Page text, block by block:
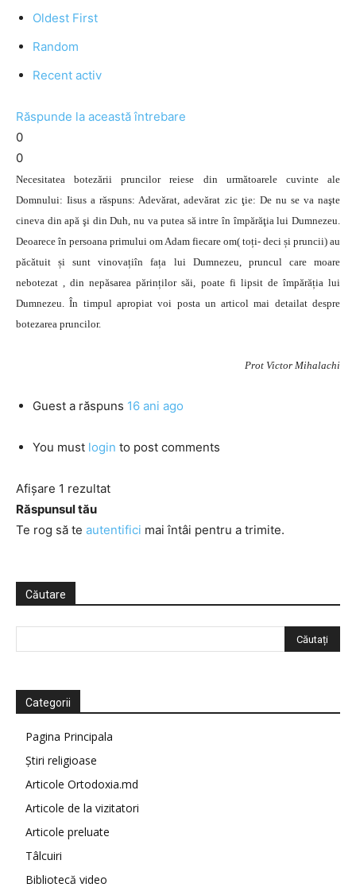
Oldest First
Random
Recent activ
Răspunde la această întrebare
0
0
Necesitatea botezării pruncilor reiese din următoarele cuvinte ale
Domnului: Iisus a răspuns: Adevărat, adevărat zic ţie: De nu se va naşte
cineva din apă şi din Duh, nu va putea să intre în împărăţia lui Dumnezeu.
Deoarece în persoana primului om Adam fiecare om( toți- deci și pruncii) au
păcătuit și sunt vinovațiîn fața lui Dumnezeu, pruncul care moare
nebotezat , din nepăsarea părinților săi, poate fi lipsit de împărăția lui
Dumnezeu. În timpul apropiat voi posta un articol mai detailat despre
botezarea pruncilor.
Prot Victor Mihalachi
Guest a răspuns 16 ani ago
You must login to post comments
Afișare 1 rezultat
Răspunsul tău
Te rog să te autentifici mai întâi pentru a trimite.
Căutare
Categorii
Pagina Principala
Știri religioase
Articole Ortodoxia.md
Articole de la vizitatori
Articole preluate
Tâlcuiri
Bibliotecă video